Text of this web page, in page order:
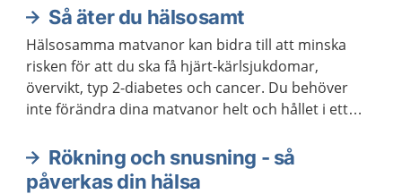
Så äter du hälsosamt
Hälsosamma matvanor kan bidra till att minska
risken för att du ska få hjärt-kärlsjukdomar,
övervikt, typ 2-diabetes och cancer. Du behöver
inte förändra dina matvanor helt och hållet i ett
göra stor skillnad.
Rökning och snusning - så
påverkas din hälsa